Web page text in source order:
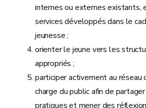
internes ou externes existants,
services développés dans le
jeunesse ;
orienter le jeune vers les
appropriés ;
participer activement au réseau
charge du public afin de
pratiques et mener des